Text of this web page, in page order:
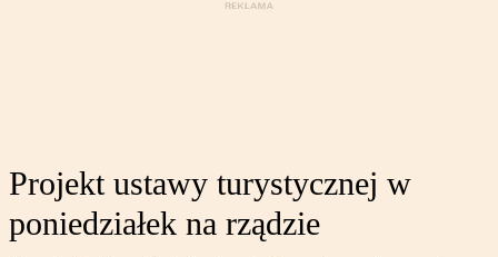
Projekt ustawy turystycznej w
poniedziałek na rządzie